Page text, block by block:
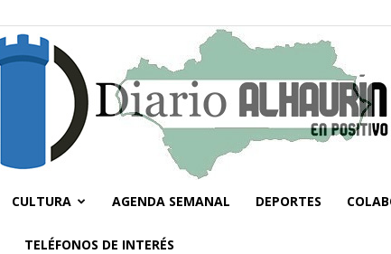
CULTURA AGENDA SEMANAL DEPORTES
TELÉFONOS DE INTERÉS